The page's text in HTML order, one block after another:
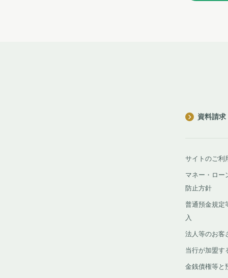
資料請求
サイトのご利
マネー・ロー
防止方針
普通預金規定
入
法人等のお客
当行が加盟す
金銭債権等と